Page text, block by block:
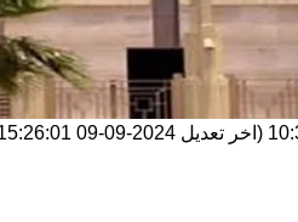
(اخر تعديل 2024-09-09 15:26:01